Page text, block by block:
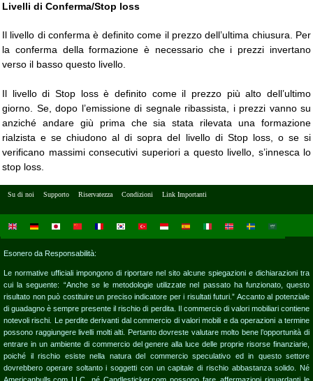
Livelli di Conferma/Stop loss
Il livello di conferma è definito come il prezzo dell’ultima chiusura. Per
la conferma della formazione è necessario che i prezzi invertano
verso il basso questo livello.
Il livello di Stop loss è definito come il prezzo più alto dell’ultimo
giorno. Se, dopo l’emissione di segnale ribassista, i prezzi vanno su
anziché andare giù prima che sia stata rilevata una formazione
rialzista e se chiudono al di sopra del livello di Stop loss, o se si
verificano massimi consecutivi superiori a questo livello, s’innesca lo
stop loss.
Su di noi Supporto Riservatezza Condizioni Link Importanti
Esonero da Responsabilità:
Le normative ufficiali impongono di riportare nel sito alcune spiegazioni e dichiarazioni tra
cui la seguente: “Anche se le metodologie utilizzate nel passato ha funzionato, questo
risultato non può costituire un preciso indicatore per i risultati futuri.” Accanto al potenziale
di guadagno è sempre presente il rischio di perdita. Il commercio di valori mobiliari contiene
notevoli rischi. Le perdite derivanti dal commercio di valori mobili e da operazioni a termine
possono raggiungere livelli molti alti. Pertanto dovreste valutare molto bene l’opportunità di
entrare in un ambiente di commercio del genere alla luce delle proprie risorse finanziarie,
poiché il rischio esiste nella natura del commercio speculativo ed in questo settore
dovrebbero operare soltanto i soggetti con un capitale di rischio abbastanza solido. Né